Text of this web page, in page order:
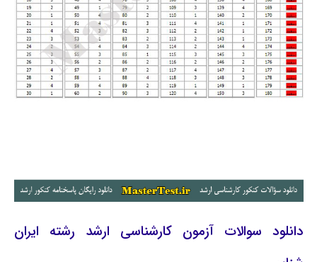
دانلود سوالات آزمون کارشناسی ارشد رشته ایران